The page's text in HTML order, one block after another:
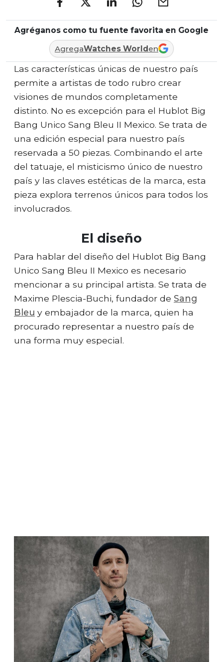
Agréganos como tu fuente favorita en Google
AgregaWatches Worlden
Las características únicas de nuestro país
permite a artistas de todo rubro crear
visiones de mundos completamente
distinto. No es excepción para el Hublot Big
Bang Unico Sang Bleu II Mexico. Se trata de
una edición especial para nuestro país
reservada a 50 piezas. Combinando el arte
del tatuaje, el misticismo único de nuestro
país y las claves estéticas de la marca, esta
pieza explora terrenos únicos para todos los
involucrados.
El diseño
Para hablar del diseño del Hublot Big Bang
Unico Sang Bleu II Mexico es necesario
mencionar a su principal artista. Se trata de
Maxime Plescia-Buchi, fundador de Sang
Bleu y embajador de la marca, quien ha
procurado representar a nuestro país de
una forma muy especial.